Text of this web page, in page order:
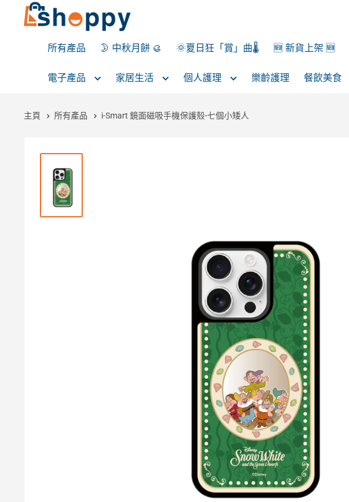
所有產品 🌛 中秋月餅 🥮 🌞夏日狂「賞」曲🌡️ 🆕 新貨上架 🆕
電子產品 家居生活 個人護理 樂齡護理 餐飲美食
主頁 所有產品 i-Smart 鏡面磁吸手機保護殼-七個小矮人